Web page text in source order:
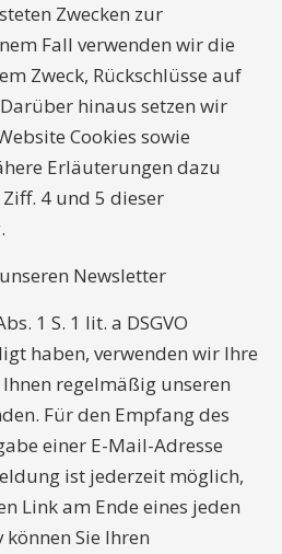
Zwecken zur
Fall verwenden wir die
Zweck, Rückschlüsse auf
hinaus setzen wir
Cookies sowie
Erläuterungen dazu
4 und 5 dieser
Newsletter
1 S. 1 lit. a DSGVO
haben, verwenden wir Ihre
regelmäßig unseren
Für den Empfang des
einer E-Mail-Adresse
ist jederzeit möglich,
Link am Ende eines jeden
Sie Ihren